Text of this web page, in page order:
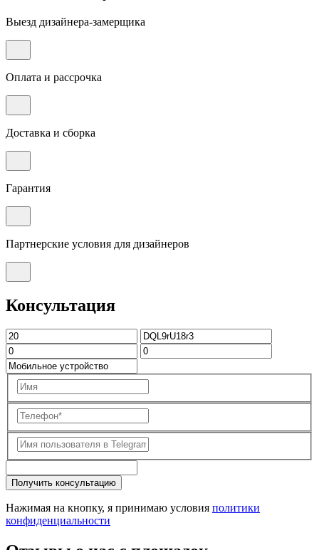
Выезд дизайнера-замерщика
Оплата и рассрочка
Доставка и сборка
Гарантия
Партнерские условия для дизайнеров
Консультация
Получить консультацию
Нажимая на кнопку, я принимаю условия политики
конфиденциальности